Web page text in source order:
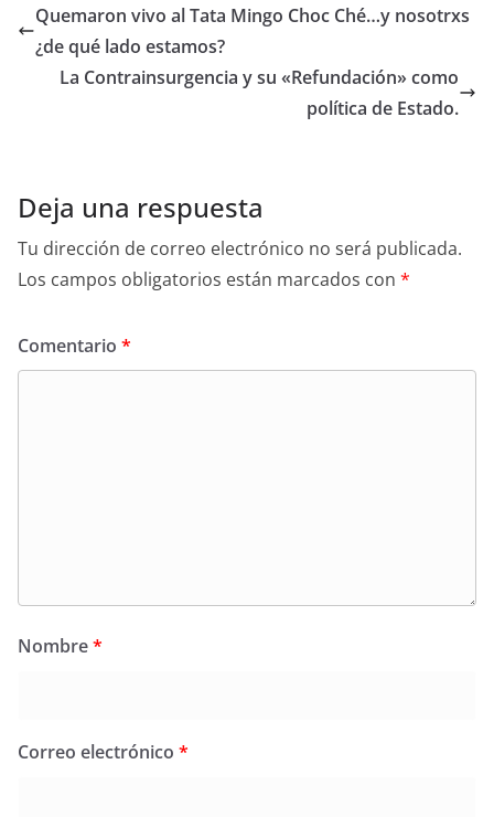
Quemaron vivo al Tata Mingo Choc Ché…y nosotrxs
¿de qué lado estamos?
La Contrainsurgencia y su «Refundación» como
política de Estado.
Deja una respuesta
Tu dirección de correo electrónico no será publicada.
Los campos obligatorios están marcados con *
Comentario *
Nombre*
Correo electrónico *